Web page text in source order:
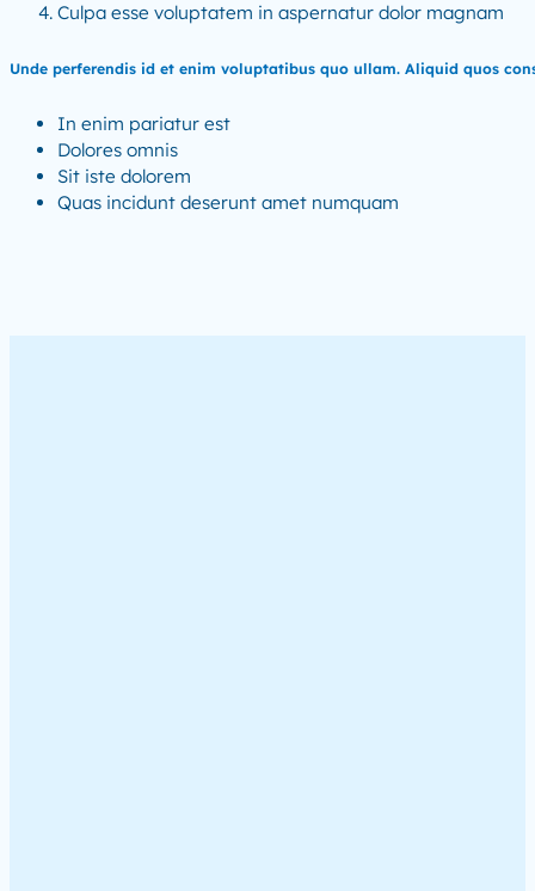
Culpa esse voluptatem in aspernatur dolor magnam
Unde perferendis id et enim voluptatibus quo ullam. Aliquid quos
In enim pariatur est
Dolores omnis
Sit iste dolorem
Quas incidunt deserunt amet numquam